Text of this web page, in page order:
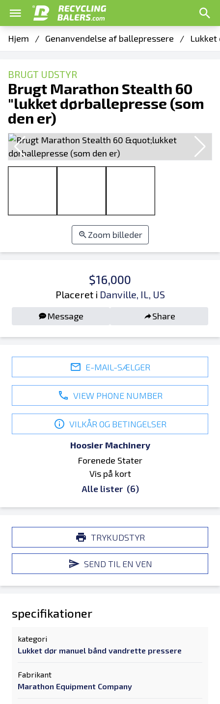
Hjem / Genanvendelse af ballepressere / Lukket
BRUGT UDSTYR
Brugt Marathon Stealth 60
"lukket dørballepresse (som
den er)
Zoom billeder
$16,000
Placeret i Danville, IL, US
Message Share
E-MAIL-SÆLGER
VIEW PHONE NUMBER
VILKÅR OG BETINGELSER
Hoosier Machinery
Forenede Stater
Vis på kort
Alle lister (6)
TRYKUDSTYR
SEND TIL EN VEN
specifikationer
kategori
Lukket dør manuel bånd vandrette pressere
Fabrikant
Marathon Equipment Company